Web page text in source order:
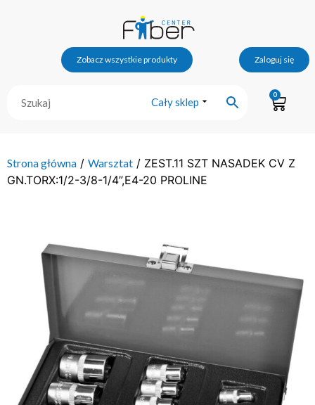
Zobacz wszystkie produkty Zaloguj się
Cały sklep
0
Strona główna / Warsztat / ZEST.11 SZT NASADEK CV Z
GN.TORX:1/2-3/8-1/4”,E4-20 PROLINE